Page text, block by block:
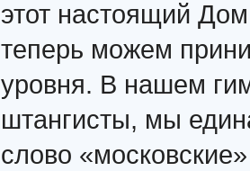
этот настоящий
теперь можем
уровня. В нашем
штангисты, мы
слово